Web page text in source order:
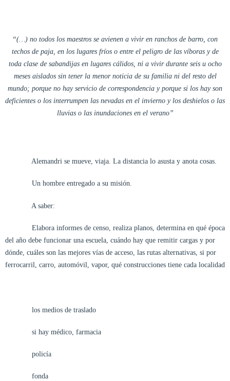
“(…) no todos los maestros se avienen a vivir en ranchos de barro, con
techos de paja, en los lugares fríos o entre el peligro de las víboras y de
toda clase de sabandijas en lugares cálidos, ni a vivir durante seis u ocho
meses aislados sin tener la menor noticia de su familia ni del resto del
mundo; porque no hay servicio de correspondencia y porque si los hay son
deficientes o los interrumpen las nevadas en el invierno y los deshielos o las
lluvias o las inundaciones en el verano”
Alemandri se mueve, viaja. La distancia lo asusta y anota cosas.
Un hombre entregado a su misión.
A saber:
Elabora informes de censo, realiza planos, determina en qué época
del año debe funcionar una escuela, cuándo hay que remitir cargas y por
dónde, cuáles son las mejores vías de acceso, las rutas alternativas, si por
ferrocarril, carro, automóvil, vapor, qué construcciones tiene cada localidad
los medios de traslado
si hay médico, farmacia
policía
fonda